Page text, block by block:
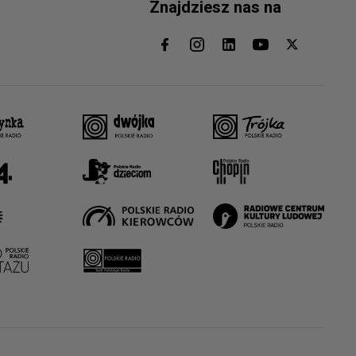
Znajdziesz nas na